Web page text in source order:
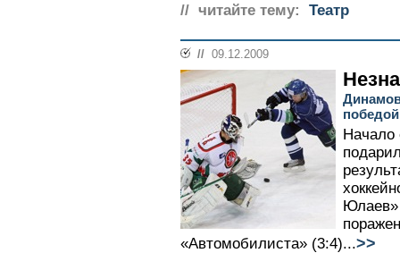
// читайте тему: Театр
// 09.12.2009
Начало
Юлаев»
«Автомобилиста» (3:4)...>>